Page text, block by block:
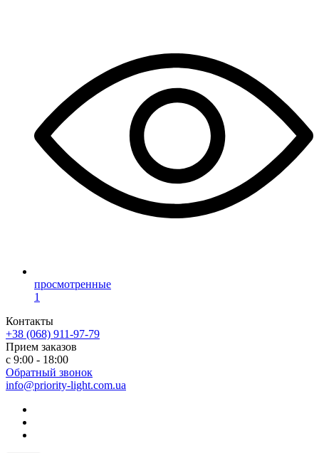
просмотренные
1
Контакты
+38 (068) 911-97-79
Прием заказов
с 9:00 - 18:00
Обратный звонок
info@priority-light.com.ua